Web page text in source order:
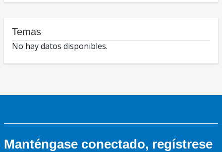
Temas
No hay datos disponibles.
Manténgase conectado, regístrese